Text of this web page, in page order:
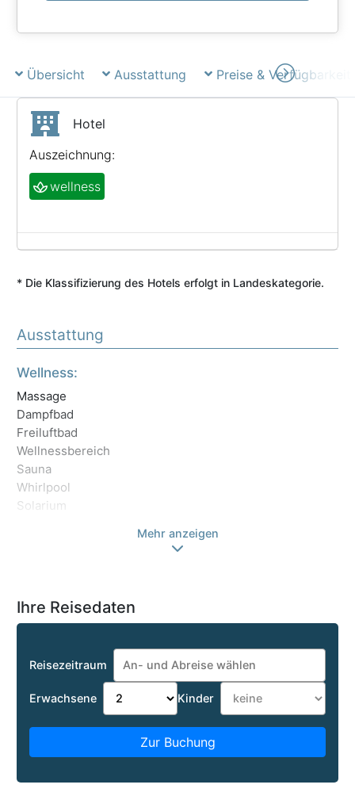
Übersicht Ausstattung Preise & Verfügbarkeit
Hotel
Auszeichnung:
wellness
* Die Klassifizierung des Hotels erfolgt in Landeskategorie.
Ausstattung
Wellness:
Massage
Dampfbad
Freiluftbad
Wellnessbereich
Sauna
Whirlpool
Solarium
Mehr anzeigen
Ihre Reisedaten
Reisezeitraum
Erwachsene Kinder
Zur Buchung